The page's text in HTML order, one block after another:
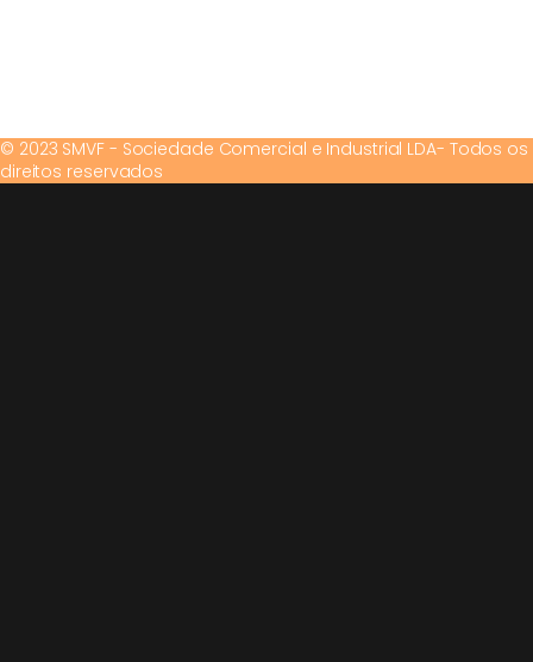
© 2023 SMVF - Sociedade Comercial e Industrial LDA- Todos os
direitos reservados